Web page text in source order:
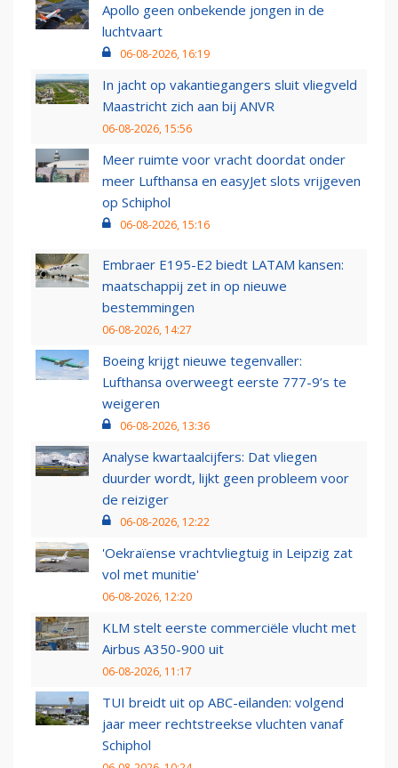
Apollo geen onbekende jongen in de
luchtvaart
06-08-2026, 16:19
In jacht op vakantiegangers sluit vliegveld
Maastricht zich aan bij ANVR
06-08-2026, 15:56
Meer ruimte voor vracht doordat onder
meer Lufthansa en easyJet slots vrijgeven
op Schiphol
06-08-2026, 15:16
Embraer E195-E2 biedt LATAM kansen:
maatschappij zet in op nieuwe
bestemmingen
06-08-2026, 14:27
Boeing krijgt nieuwe tegenvaller:
Lufthansa overweegt eerste 777-9’s te
weigeren
06-08-2026, 13:36
Analyse kwartaalcijfers: Dat vliegen
duurder wordt, lijkt geen probleem voor
de reiziger
06-08-2026, 12:22
'Oekraïense vrachtvliegtuig in Leipzig zat
vol met munitie'
06-08-2026, 12:20
KLM stelt eerste commerciële vlucht met
Airbus A350-900 uit
06-08-2026, 11:17
TUI breidt uit op ABC-eilanden: volgend
jaar meer rechtstreekse vluchten vanaf
Schiphol